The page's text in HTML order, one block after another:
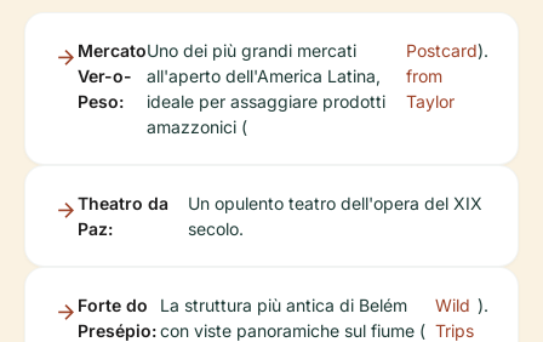
Mercato
Ver-o-
Peso:
Uno dei più grandi mercati
all'aperto dell'America Latina,
ideale per assaggiare prodotti
amazzonici (
Postcard
from
Taylor
).
Theatro da
Paz:
Un opulento teatro dell'opera del XIX
secolo.
Forte do
Presépio:
La struttura più antica di Belém
con viste panoramiche sul fiume (
Wild
Trips
).